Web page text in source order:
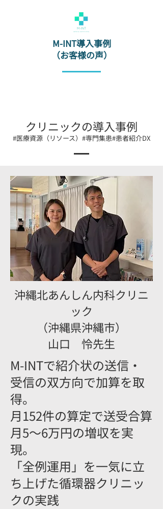
M-INT導入事例
​（お客様の声）
クリニックの導入事例
#医療資源（リソース）#専門集患#患者紹介DX
​沖縄北あんしん内科クリニ
ック
（沖縄県沖縄市）
山口 怜先生
M-INTで紹介状の送信・
受信の双方向で加算を取
得。
月152件の算定で送受合算
月5〜6万円の増収を実
現。
「全例運用」を一気に立
ち上げた循環器クリニッ
クの実践